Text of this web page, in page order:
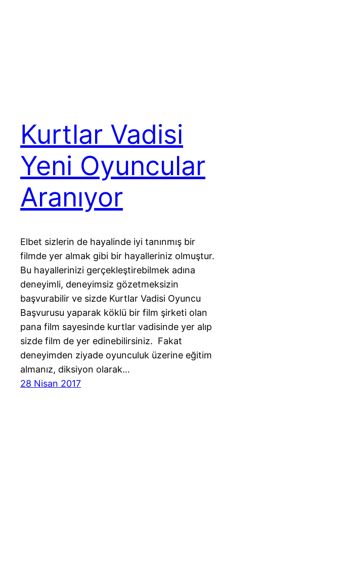
Kurtlar Vadisi
Yeni Oyuncular
Aranıyor
Elbet sizlerin de hayalinde iyi tanınmış bir
filmde yer almak gibi bir hayalleriniz olmuştur.
Bu hayallerinizi gerçekleştirebilmek adına
deneyimli, deneyimsiz gözetmeksizin
başvurabilir ve sizde Kurtlar Vadisi Oyuncu
Başvurusu yaparak köklü bir film şirketi olan
pana film sayesinde kurtlar vadisinde yer alıp
sizde film de yer edinebilirsiniz. Fakat
deneyimden ziyade oyunculuk üzerine eğitim
almanız, diksiyon olarak…
28 Nisan 2017